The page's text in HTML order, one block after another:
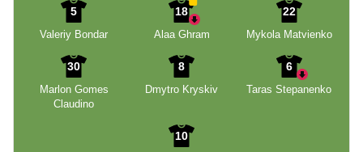
5
Valeriy Bondar
18
Alaa Ghram
22
Mykola Matvienko
30
Marlon Gomes
Claudino
8
Dmytro Kryskiv
6
Taras Stepanenko
10